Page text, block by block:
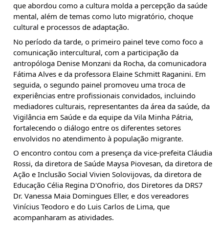
que abordou como a cultura molda a percepção da saúde
mental, além de temas como luto migratório, choque
cultural e processos de adaptação.
No período da tarde, o primeiro painel teve como foco a
comunicação intercultural, com a participação da
antropóloga Denise Monzani da Rocha, da comunicadora
Fátima Alves e da professora Elaine Schmitt Raganini. Em
seguida, o segundo painel promoveu uma troca de
experiências entre profissionais convidados, incluindo
mediadores culturais, representantes da área da saúde, da
Vigilância em Saúde e da equipe da Vila Minha Pátria,
fortalecendo o diálogo entre os diferentes setores
envolvidos no atendimento à população migrante.
O encontro contou com a presença da vice-prefeita Cláudia
Rossi, da diretora de Saúde Maysa Piovesan, da diretora de
Ação e Inclusão Social Vivien Solovijovas, da diretora de
Educação Célia Regina D'Onofrio, dos Diretores da DRS7
Dr. Vanessa Maia Domingues Eller, e dos vereadores
Vinícius Teodoro e do Luis Carlos de Lima, que
acompanharam as atividades.